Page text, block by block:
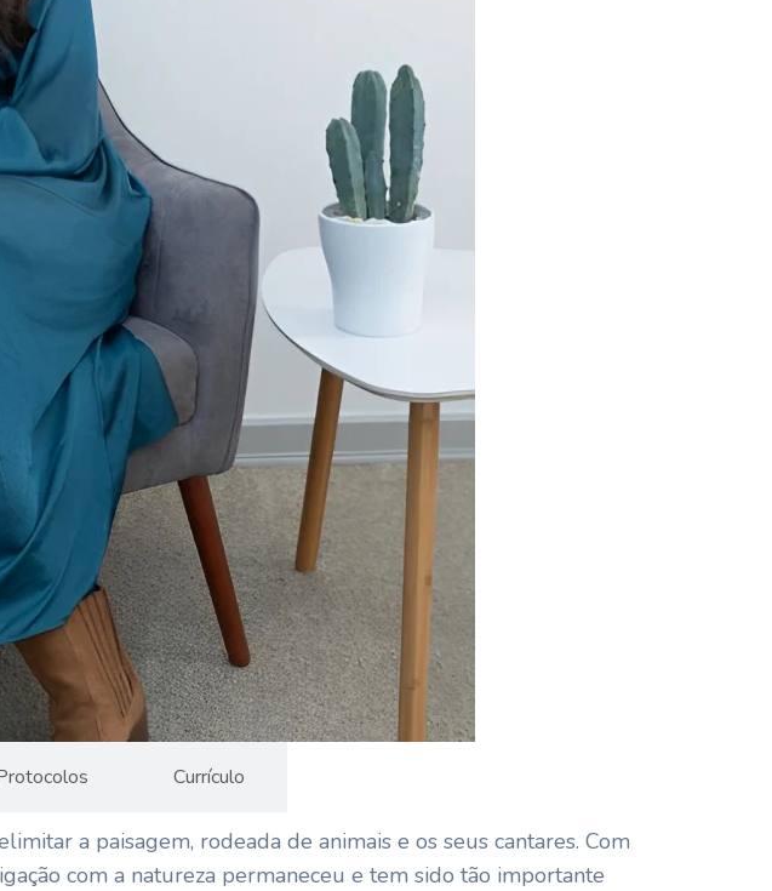
Currículo
a paisagem, rodeada de animais e os seus cantares. Com
com a natureza permaneceu e tem sido tão importante